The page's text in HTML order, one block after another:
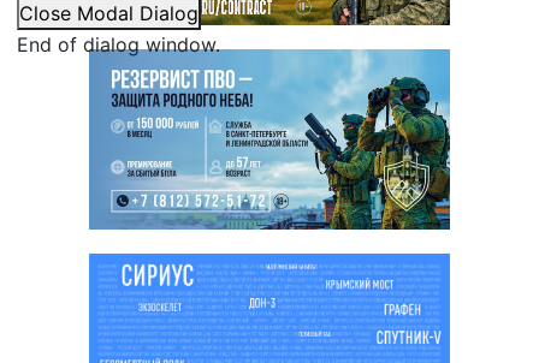
Close Modal Dialog
End of dialog window.